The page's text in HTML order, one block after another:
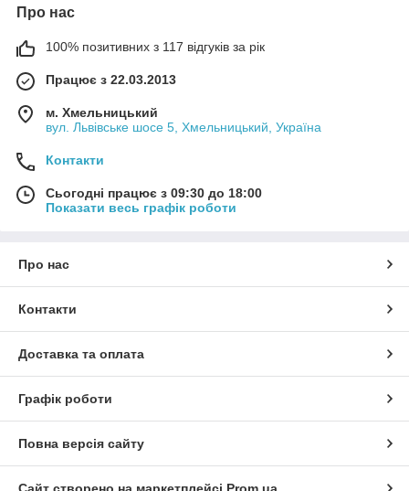
Про нас
100% позитивних з 117 відгуків за рік
Працює з 22.03.2013
м. Хмельницький
вул. Львівське шосе 5, Хмельницький, Україна
Контакти
Сьогодні працює з 09:30 до 18:00
Показати весь графік роботи
Про нас
Контакти
Доставка та оплата
Графік роботи
Повна версія сайту